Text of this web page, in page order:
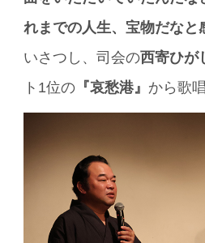
れまでの人生、宝物だなと
いさつし、司会の西寄ひが
ト1位の 『哀愁港』 から歌